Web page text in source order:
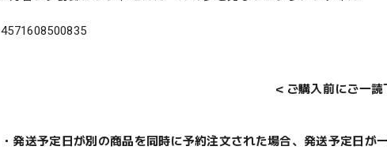
4571608500835
＜ご購入前にご一読
・発送予定日が別の商品を同時に予約注文された場合、発送予定日が